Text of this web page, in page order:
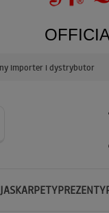
importer i dystrybutor
SKARPETYPREZENTY